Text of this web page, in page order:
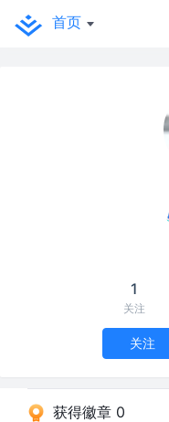
首页
1
关注
关注
获得徽章 0